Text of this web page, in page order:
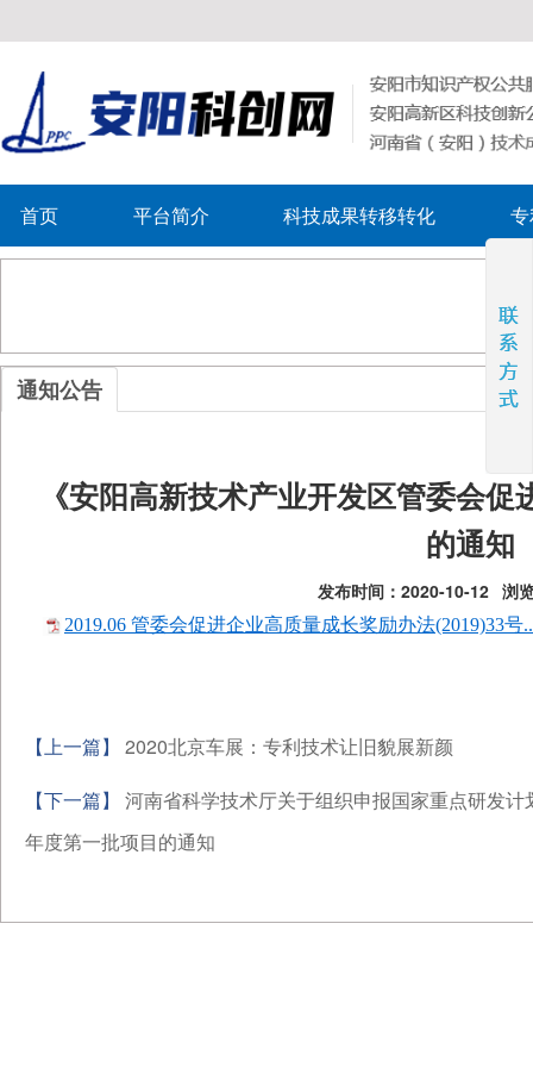
首页 平台简介 科技成果转移转化
通知公告
《安阳高新技术产业开发区管委会
的通知
发布时间：2020-10-12 浏
2019.06 管委会促进企业高质量成长奖励办法(2019)33号
【上一篇】
2020北京车展：专利技术让旧貌展新颜
【下一篇】
河南省科学技术厅关于组织申报国家重点研发
年度第一批项目的通知